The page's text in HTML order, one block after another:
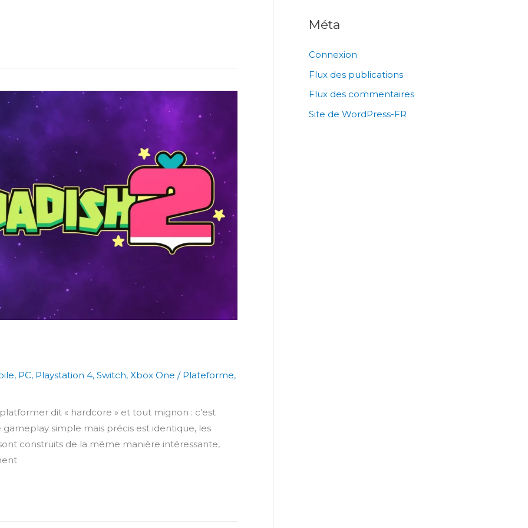
, PC, Playstation 4, Switch, Xbox One / Plateforme,
dit « hardcore » et tout mignon : c’est
simple mais précis est identique, les
construits de la même manière intéressante,
Méta
Connexion
Flux des publications
Flux des commentaires
Site de WordPress-FR